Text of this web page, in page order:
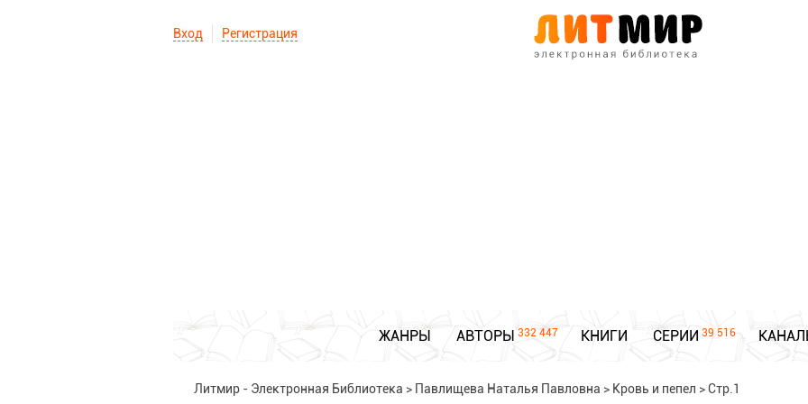
Вход Регистрация
ЖАНРЫ АВТОРЫ 332 447 КНИГИ СЕРИИ 39 516
Литмир - Электронная Библиотека > Павлищева Наталья Павловна > Кровь и пепел >Стр.1